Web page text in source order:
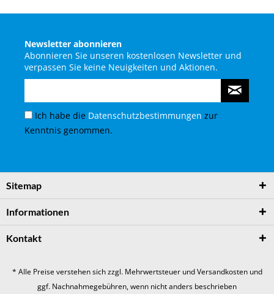
Newsletter abonnieren
Abonnieren Sie unseren kostenlosen Newsletter und
verpassen Sie keine Neuigkeiten und Aktionen.
Ich habe die Datenschutzbestimmungen zur
Kenntnis genommen.
Sitemap
Informationen
Kontakt
* Alle Preise verstehen sich zzgl. Mehrwertsteuer undVersandkostenund
ggf. Nachnahmegebühren, wenn nicht anders beschrieben